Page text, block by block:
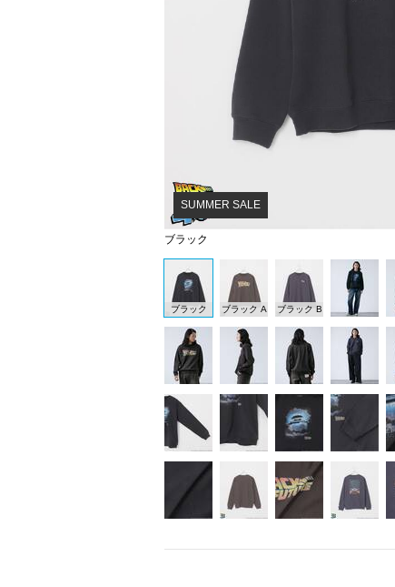
ブラック
SUMMER SALE
ブラック ブラック A ブラック B